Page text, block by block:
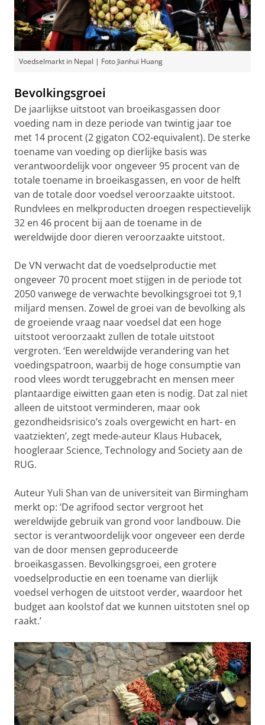
Voedselmarkt in Nepal | Foto Jianhui Huang
Bevolkingsgroei
De jaarlijkse uitstoot van broeikasgassen door
voeding nam in deze periode van twintig jaar toe
met 14 procent (2 gigaton CO2-equivalent). De sterke
toename van voeding op dierlijke basis was
verantwoordelijk voor ongeveer 95 procent van de
totale toename in broeikasgassen, en voor de helft
van de totale door voedsel veroorzaakte uitstoot.
Rundvlees en melkproducten droegen respectievelijk
32 en 46 procent bij aan de toename in de
wereldwijde door dieren veroorzaakte uitstoot.
De VN verwacht dat de voedselproductie met
ongeveer 70 procent moet stijgen in de periode tot
2050 vanwege de verwachte bevolkingsgroei tot 9,1
miljard mensen. Zowel de groei van de bevolking als
de groeiende vraag naar voedsel dat een hoge
uitstoot veroorzaakt zullen de totale uitstoot
vergroten. ‘Een wereldwijde verandering van het
voedingspatroon, waarbij de hoge consumptie van
rood vlees wordt teruggebracht en mensen meer
plantaardige eiwitten gaan eten is nodig. Dat zal niet
alleen de uitstoot verminderen, maar ook
gezondheidsrisico’s zoals overgewicht en hart- en
vaatziekten’, zegt mede-auteur Klaus Hubacek,
hoogleraar Science, Technology and Society aan de
RUG.
Auteur Yuli Shan van de universiteit van Birmingham
merkt op: ‘De agrifood sector vergroot het
wereldwijde gebruik van grond voor landbouw. Die
sector is verantwoordelijk voor ongeveer een derde
van de door mensen geproduceerde
broeikasgassen. Bevolkingsgroei, een grotere
voedselproductie en een toename van dierlijk
voedsel verhogen de uitstoot verder, waardoor het
budget aan koolstof dat we kunnen uitstoten snel op
raakt.’